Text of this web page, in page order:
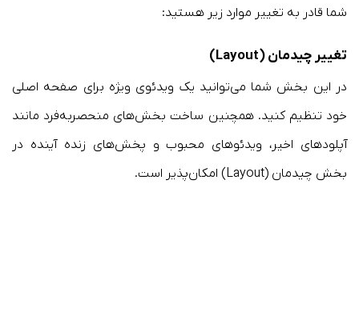
شما قادر به تغییر موارد زیر هستید:
تغییر چیدمان (Layout)
در این بخش شما می‌توانید یک ویدئوی ویژه برای صفحه اصلی
خود تنظیم کنید. همچنین ساخت بخش‌های منحصربه‌فرد مانند
آپلودهای اخیر، ویدئوهای محبوب و پخش‌های زنده آینده در
بخش چیدمان (Layout) امکان‌پذیر است.